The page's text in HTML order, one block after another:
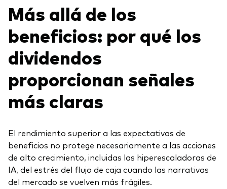
Más allá de los
beneficios: por qué los
dividendos
proporcionan señales
más claras
El rendimiento superior a las expectativas de
beneficios no protege necesariamente a las acciones
de alto crecimiento, incluidas las hiperescaladoras de
IA, del estrés del flujo de caja cuando las narrativas
del mercado se vuelven más frágiles.